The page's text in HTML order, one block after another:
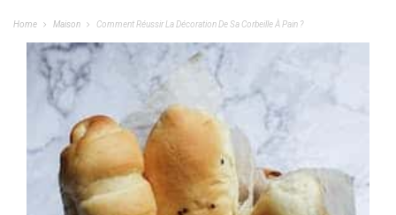
Home Maison Comment Réussir La Décoration De Sa Corbeille À Pain ?